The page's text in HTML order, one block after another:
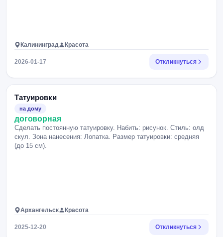
Калининград Красота
2026-01-17 Откликнуться
Татуировки
на дому
договорная
Сделать постоянную татуировку. Набить: рисунок. Стиль: олд
скул. Зона нанесения: Лопатка. Размер татуировки: средняя
(до 15 см).
Архангельск Красота
2025-12-20 Откликнуться